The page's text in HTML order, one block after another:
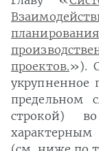
проектов.»).
укрупненное
предельном
строкой)